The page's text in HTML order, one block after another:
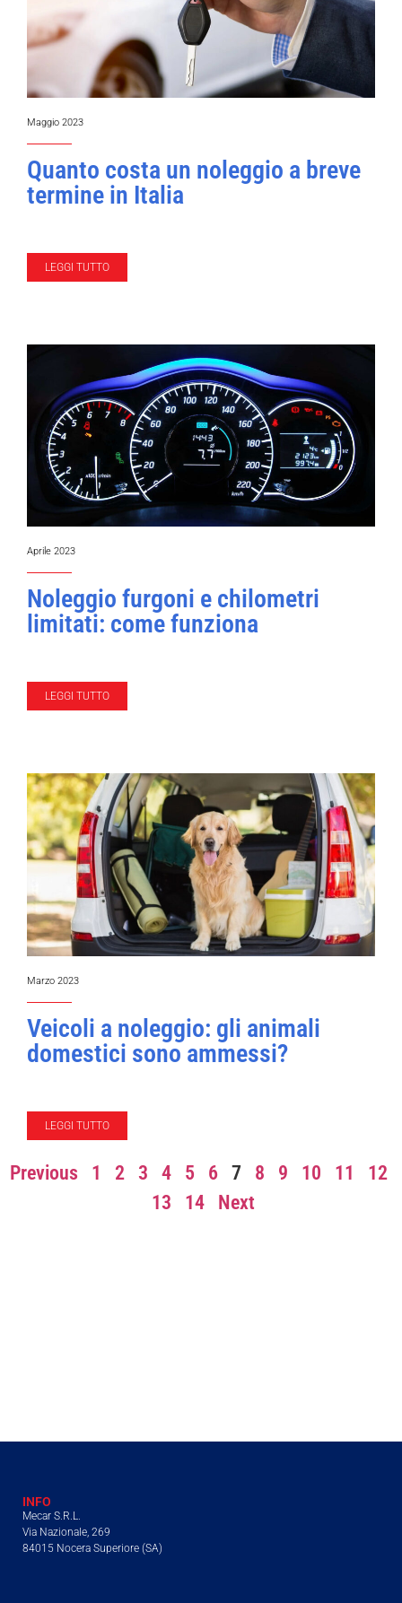
Maggio 2023
Quanto costa un noleggio a breve
termine in Italia
LEGGI TUTTO
Aprile 2023
Noleggio furgoni e chilometri
limitati: come funziona
LEGGI TUTTO
Marzo 2023
Veicoli a noleggio: gli animali
domestici sono ammessi?
LEGGI TUTTO
Previous 1 2 3 4 5 6 7 8 9 10 11
12
13
14 Next
INFO
Mecar S.R.L.
Via Nazionale, 269
84015 Nocera Superiore (SA)